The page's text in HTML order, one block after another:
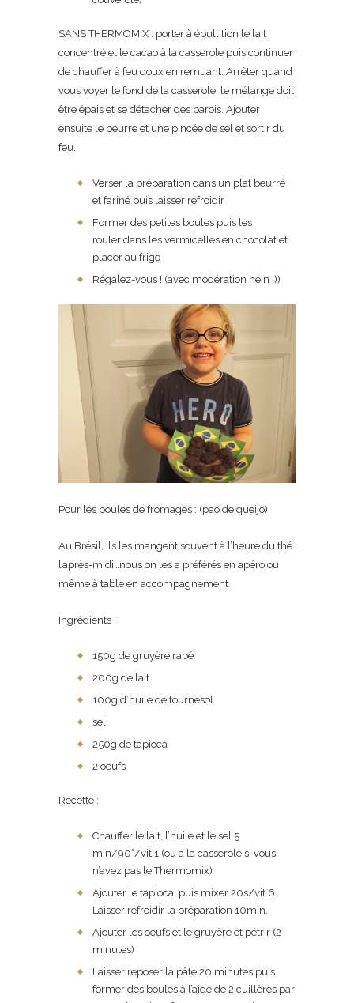
SANS THERMOMIX : porter à ébullition le lait
concentré et le cacao à la casserole puis continuer
de chauffer à feu doux en remuant. Arrêter quand
vous voyer le fond de la casserole, le mélange doit
être épais et se détacher des parois. Ajouter
ensuite le beurre et une pincée de sel et sortir du
feu.
Verser la préparation dans un plat beurré
et fariné puis laisser refroidir
Former des petites boules puis les
rouler dans les vermicelles en chocolat et
placer au frigo
Régalez-vous ! (avec modération hein ;))
Pour les boules de fromages : (pao de queijo)
Au Brésil, ils les mangent souvent à l’heure du thé
l’après-midi…nous on les a préférés en apéro ou
même à table en accompagnement
Ingrédients :
150g de gruyère rapé
200g de lait
100g d’huile de tournesol
sel
250g de tapioca
2 oeufs
Recette :
Chauffer le lait, l’huile et le sel 5
min/90°/vit 1 (ou a la casserole si vous
n’avez pas le Thermomix)
Ajouter le tapioca, puis mixer 20s/vit 6.
Laisser refroidir la préparation 10min.
Ajouter les oeufs et le gruyère et pétrir (2
minutes)
Laisser reposer la pâte 20 minutes puis
former des boules à l’aide de 2 cuillères par